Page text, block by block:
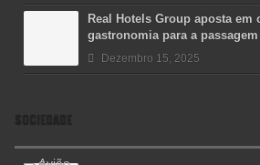
Real Hotels Group aposta em
gastronomia para a
Dezembro 15, 2025
SOCIEDADE